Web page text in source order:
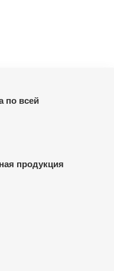
по всей
продукция